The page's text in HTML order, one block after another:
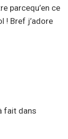
parcequ’en ce
! Bref j’adore
fait dans